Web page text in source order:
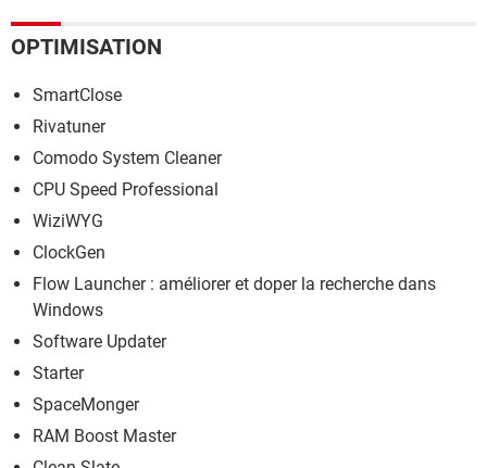
USB Show
Formater une clé USB : la méthode simple pour PC et Mac
> Guide
OPTIMISATION
SmartClose
Rivatuner
Comodo System Cleaner
CPU Speed Professional
WiziWYG
ClockGen
Flow Launcher : améliorer et doper la recherche dans
Windows
Software Updater
Starter
SpaceMonger
RAM Boost Master